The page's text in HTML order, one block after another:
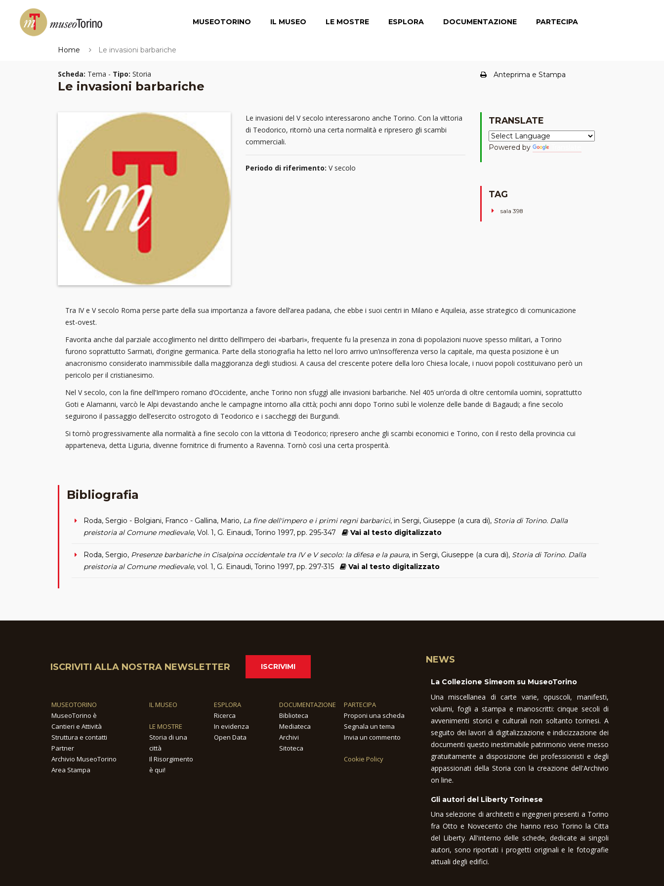
MUSEOTORINO IL MUSEO LE MOSTRE ESPLORA DOCUMENTAZIONE PARTECIPA
Home Le invasioni barbariche
Scheda: Tema - Tipo: Storia
Le invasioni barbariche
Anteprima e Stampa
Le invasioni del V secolo interessarono anche Torino. Con la vittoria
di Teodorico, ritornò una certa normalità e ripresero gli scambi
commerciali.
Periodo di riferimento: V secolo
TRANSLATE
Powered by
TAG
sala 398
Tra IV e V secolo Roma perse parte della sua importanza a favore dell’area padana, che ebbe i suoi centri in Milano e Aquileia, asse strategico di comunicazione
est-ovest.
Favorita anche dal parziale accoglimento nel diritto dell’impero dei «barbari», frequente fu la presenza in zona di popolazioni nuove spesso militari, a Torino
furono soprattutto Sarmati, d’origine germanica. Parte della storiografia ha letto nel loro arrivo un’insofferenza verso la capitale, ma questa posizione è un
anacronismo considerato inammissibile dalla maggioranza degli studiosi. A causa del crescente potere della loro Chiesa locale, i nuovi popoli costituivano però un
pericolo per il cristianesimo.
Nel V secolo, con la fine dell’Impero romano d’Occidente, anche Torino non sfuggì alle invasioni barbariche. Nel 405 un’orda di oltre centomila uomini, soprattutto
Goti e Alamanni, varcò le Alpi devastando anche le campagne intorno alla città; pochi anni dopo Torino subì le violenze delle bande di Bagaudi; a fine secolo
seguirono il passaggio dell’esercito ostrogoto di Teodorico e i saccheggi dei Burgundi.
Si tornò progressivamente alla normalità a fine secolo con la vittoria di Teodorico; ripresero anche gli scambi economici e Torino, con il resto della provincia cui
apparteneva, detta Liguria, divenne fornitrice di frumento a Ravenna. Tornò così una certa prosperità.
Bibliografia
Roda, Sergio - Bolgiani, Franco - Gallina, Mario, La fine dell'impero e i primi regni barbarici, in Sergi, Giuseppe (a cura di), Storia di Torino. Dalla
preistoria al Comune medievale, Vol. 1, G. Einaudi, Torino 1997, pp. 295-347 Vai al testo digitalizzato
Roda, Sergio, Presenze barbariche in Cisalpina occidentale tra IV e V secolo: la difesa e la paura, in Sergi, Giuseppe (a cura di), Storia di Torino. Dalla
preistoria al Comune medievale, vol. 1, G. Einaudi, Torino 1997, pp. 297-315 Vai al testo digitalizzato
ISCRIVITI ALLA NOSTRA NEWSLETTER ISCRIVIMI
MUSEOTORINO
MuseoTorino è
Cantieri e Attività
Struttura e contatti
Partner
Archivio MuseoTorino
Area Stampa
IL MUSEO
LE MOSTRE
Storia di una
città
Il Risorgimento
è qui!
ESPLORA
Ricerca
In evidenza
Open Data
DOCUMENTAZIONE
Biblioteca
Mediateca
Archivi
Sitoteca
PARTECIPA
Proponi una scheda
Segnala un tema
Invia un commento
Cookie Policy
NEWS
La Collezione Simeom su MuseoTorino
Una miscellanea di carte varie, opuscoli, manifesti,
volumi, fogli a stampa e manoscritti: cinque secoli di
avvenimenti storici e culturali non soltanto torinesi. A
seguito dei lavori di digitalizzazione e indicizzazione dei
documenti questo inestimabile patrimonio viene messo
gratuitamente a disposizione dei professionisti e degli
appassionati della Storia con la creazione dell'Archivio
on line.
Gli autori del Liberty Torinese
Una selezione di architetti e ingegneri presenti a Torino
fra Otto e Novecento che hanno reso Torino la Citta
del Liberty. All'interno delle schede, dedicate ai singoli
autori, sono riportati i progetti originali e le fotografie
attuali degli edifici.